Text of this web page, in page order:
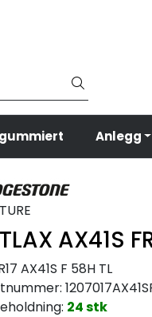
Anlegg
AX41S
AX41S F 58H TL
24 stk